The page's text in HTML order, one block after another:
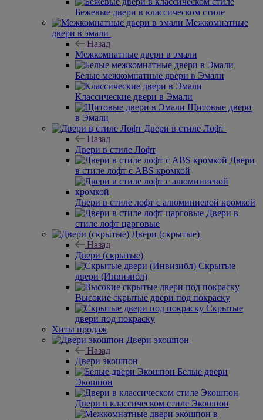
Бежевые двери в классическом стиле
Межкомнатные
двери в эмали
Назад
Межкомнатные двери в эмали
Белые межкомнатные двери в Эмали
Классические двери в Эмали
Щитовые двери
в Эмали
Двери в стиле Лофт
Назад
Двери в стиле Лофт
Двери
в стиле лофт с ABS кромкой
Двери в стиле лофт с алюминиевой кромкой
Двери в
стиле лофт царговые
Двери (скрытые)
Назад
Двери (скрытые)
Скрытые
двери (Инвизибл)
Высокие скрытые двери под покраску
Скрытые
двери под покраску
Хиты продаж
Двери экошпон
Назад
Двери экошпон
Белые двери
Экошпон
Двери в классическом стиле Экошпон